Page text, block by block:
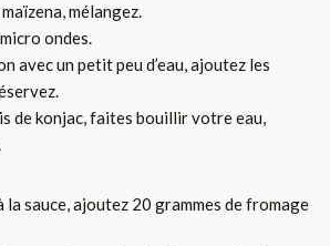
mélangez.
ondes.
avec un petit peu d’eau, ajoutez les
de konjac, faites bouillir votre eau,
la sauce, ajoutez 20 grammes de fromage